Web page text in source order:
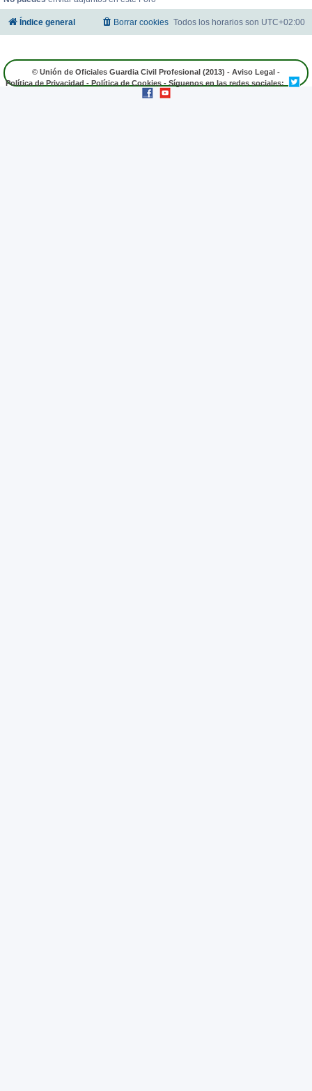
Índice general Todos los horarios son UTC+02:00
Borrar cookies
© Unión de Oficiales Guardia Civil Profesional (2013) - Aviso Legal -
Política de Privacidad-Política de Cookies- Síguenos en las redes sociales: